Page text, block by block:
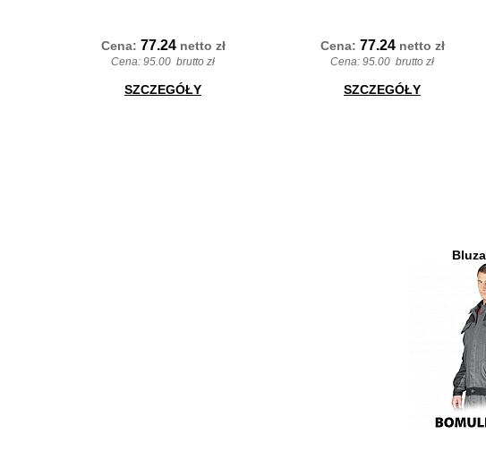
Cena: 77.24 netto zł
Cena: 95.00 brutto zł
SZCZEGÓŁY
Cena: 77.24 netto zł
Cena: 95.00 brutto zł
SZCZEGÓŁY